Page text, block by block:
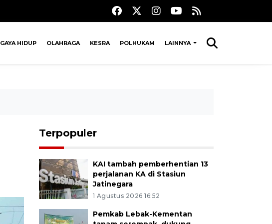
GAYA HIDUP OLAHRAGA KESRA POLHUKAM LAINNYA
Terpopuler
KAI tambah pemberhentian 13
perjalanan KA di Stasiun
Jatinegara
1 Agustus 2026 16:52
Pemkab Lebak-Kementan